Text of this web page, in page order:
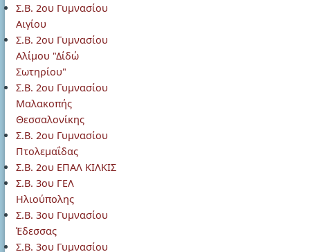
Σ.Β. 2ου Γυμνασίου
Αιγίου
Σ.Β. 2ου Γυμνασίου
Αλίμου "Δίδώ
Σωτηρίου"
Σ.Β. 2ου Γυμνασίου
Μαλακοπής
Θεσσαλονίκης
Σ.Β. 2ου Γυμνασίου
Πτολεμαΐδας
Σ.Β. 2ου ΕΠΑΛ ΚΙΛΚΙΣ
Σ.Β. 3ου ΓΕΛ
Ηλιούπολης
Σ.Β. 3ου Γυμνασίου
Έδεσσας
Σ.Β. 3ου Γυμνασίου